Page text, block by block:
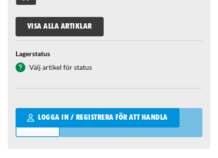
VISA ALLA ARTIKLAR
Lagerstatus
Välj artikel för status
LOGGA IN / REGISTRERA FÖR ATT HANDLA
Qantity